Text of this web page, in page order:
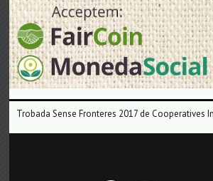
Trobada Sense Fronteres 2017 de Cooperatives